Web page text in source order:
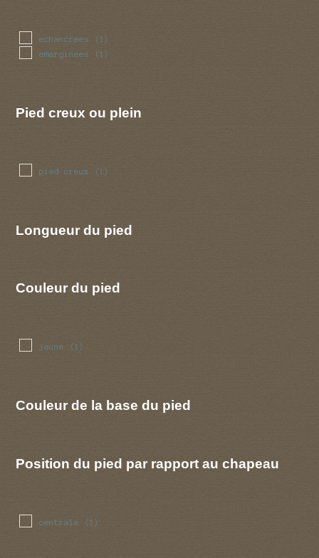
echancrees (1)
emarginees (1)
Pied creux ou plein
pied creux (1)
Longueur du pied
Couleur du pied
jaune (1)
Couleur de la base du pied
Position du pied par rapport au chapeau
centrale (1)